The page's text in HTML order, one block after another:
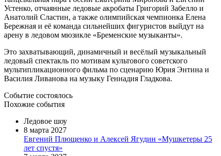
Устенко, отчаянные ледовые акробаты Григорий Забелло и
Анатолий Сластин, а также олимпийская чемпионка Елена
Бережная и её команда сильнейших фигуристов выйдут на
арену в ледовом мюзикле «Бременские музыканты».
Это захватывающий, динамичный и весёлый музыкальный
ледовый спектакль по мотивам культового советского
мультипликационного фильма по сценарию Юрия Энтина и
Василия Ливанова на музыку Геннадия Гладкова.
Событие состоялось
Похожие события
Ледовое шоу
8 марта 2027
Евгений Плющенко и Алексей Ягудин «Мушкетеры 25
лет спустя»